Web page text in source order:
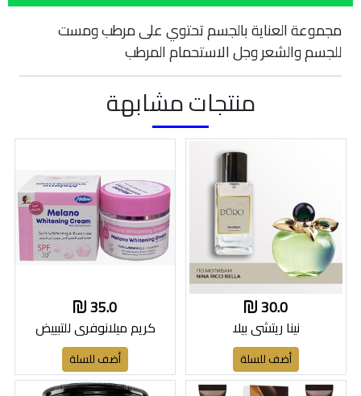
مجموعة العناية بالجسم تحتوي على مرطب ومست
للجسم والشعر وجل الاستحمام المرطب
منتجات مشابهة
30.0
نينا ريتشي بيلا
أضف للسلة
35.0
كريم ميلانوفري للتبييض
أضف للسلة